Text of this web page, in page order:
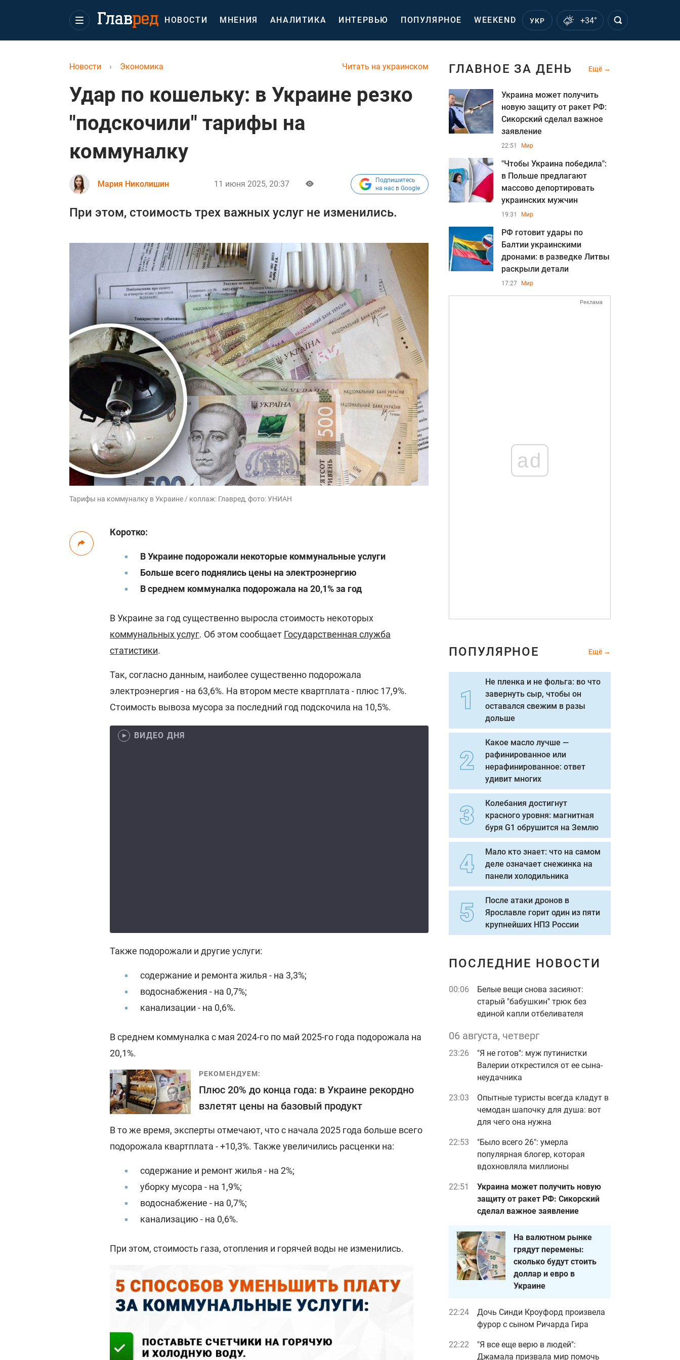
НОВОСТИ МНЕНИЯ АНАЛИТИКА ИНТЕРВЬЮ ПОПУЛЯРНОЕ WEEKEND УКР +34°
Читать на украинском
Новости › Экономика
Удар по кошельку: в Украине резко
"подскочили" тарифы на
коммуналку
Мария Николишин 11 июня 2025, 20:37
Подпишитесь
на нас в Google
При этом, стоимость трех важных услуг не изменились.
Тарифы на коммуналку в Украине / коллаж: Главред, фото: УНИАН
Коротко:
В Украине подорожали некоторые коммунальные услуги
Больше всего поднялись цены на электроэнергию
В среднем коммуналка подорожала на 20,1% за год
В Украине за год существенно выросла стоимость некоторых
коммунальных услуг. Об этом сообщает Государственная служба
статистики.
Так, согласно данным, наиболее существенно подорожала
электроэнергия - на 63,6%. На втором месте квартплата - плюс 17,9%.
Стоимость вывоза мусора за последний год подскочила на 10,5%.
ВИДЕО ДНЯ
Также подорожали и другие услуги:
содержание и ремонта жилья - на 3,3%;
водоснабжения - на 0,7%;
канализации - на 0,6%.
В среднем коммуналка с мая 2024-го по май 2025-го года подорожала на
20,1%.
РЕКОМЕНДУЕМ:
Плюс 20% до конца года: в Украине рекордно
взлетят цены на базовый продукт
В то же время, эксперты отмечают, что с начала 2025 года больше всего
подорожала квартплата - +10,3%. Также увеличились расценки на:
содержание и ремонт жилья - на 2%;
уборку мусора - на 1,9%;
водоснабжение - на 0,7%;
канализацию - на 0,6%.
При этом, стоимость газа, отопления и горячей воды не изменились.
ГЛАВНОЕ ЗА ДЕНЬ Ещё
Украина может получить
новую защиту от ракет РФ:
Сикорский сделал важное
заявление
22:51 Мир
"Чтобы Украина победила":
в Польше предлагают
массово депортировать
украинских мужчин
19:31 Мир
РФ готовит удары по
Балтии украинскими
дронами: в разведке Литвы
раскрыли детали
17:27 Мир
Реклама
ad
ПОПУЛЯРНОЕ Ещё
Не пленка и не фольга: во что
завернуть сыр, чтобы он
оставался свежим в разы
дольше
Какое масло лучше —
рафинированное или
нерафинированное: ответ
удивит многих
Колебания достигнут
красного уровня: магнитная
буря G1 обрушится на Землю
Мало кто знает: что на самом
деле означает снежинка на
панели холодильника
После атаки дронов в
Ярославле горит один из пяти
крупнейших НПЗ России
ПОСЛЕДНИЕ НОВОСТИ
00:06
Белые вещи снова засияют:
старый "бабушкин" трюк без
единой капли отбеливателя
06 августа, четверг
23:26
"Я не готов": муж путинистки
Валерии открестился от ее сына-
неудачника
23:03
Опытные туристы всегда кладут в
чемодан шапочку для душа: вот
для чего она нужна
22:53
"Было всего 26": умерла
популярная блогер, которая
вдохновляла миллионы
22:51
Украина может получить новую
защиту от ракет РФ: Сикорский
сделал важное заявление
На валютном рынке
грядут перемены:
сколько будут стоить
доллар и евро в
Украине
22:24
Дочь Синди Кроуфорд произвела
фурор с сыном Ричарда Гира
22:22
"Я все еще верю в людей":
Джамала призвала мир помочь